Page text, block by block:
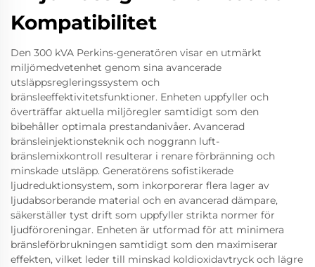
Kompatibilitet
Den 300 kVA Perkins-generatören visar en utmärkt
miljömedvetenhet genom sina avancerade
utsläppsregleringssystem och
bränsleeffektivitetsfunktioner. Enheten uppfyller och
överträffar aktuella miljöregler samtidigt som den
bibehåller optimala prestandanivåer. Avancerad
bränsleinjektionsteknik och noggrann luft-
bränslemixkontroll resulterar i renare förbränning och
minskade utsläpp. Generatörens sofistikerade
ljudreduktionsystem, som inkorporerar flera lager av
ljudabsorberande material och en avancerad dämpare,
säkerställer tyst drift som uppfyller strikta normer för
ljudföroreningar. Enheten är utformad för att minimera
bränsleförbrukningen samtidigt som den maximiserar
effekten, vilket leder till minskad koldioxidavtryck och lägre